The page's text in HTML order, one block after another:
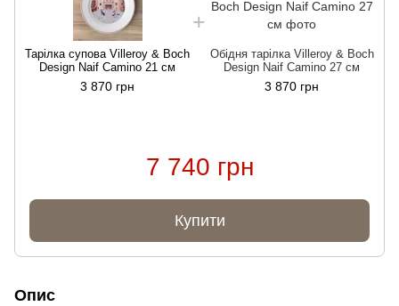
Тарілка супова Villeroy & Boch
Design Naif Camino 21 см
3 870 грн
Обідня тарілка Villeroy & Boch
Design Naif Camino 27 см
3 870 грн
7 740 грн
Купити
Опис